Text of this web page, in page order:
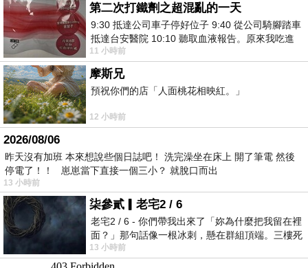
第二次打鐵劑之超混亂的一天
9:30 抵達公司車子停好位子 9:40 從公司騎腳踏車
抵達台安醫院 10:10 聽取血液報告。原來我吃進
去的 B12 彌可保並非沒有吸收而是超
11 小時前
摩斯兄
預祝你們的店「人面桃花相映紅。」
12 小時前
2026/08/06
昨天沒有加班 本來想說些個日誌吧！ 洗完澡坐在床上 開了筆電 然後
停電了！！ 崽崽當下直接一個三小？ 就脫口而出
13 小時前
柒參貳▎老宅2 / 6
老宅2 / 6 - 你們帶我出來了「妳為什麼把我留在裡
面？」那句話像一根冰刺，懸在群組頂端。三樓死
死盯著照片裡的人。那個人確實站在
13 小時前